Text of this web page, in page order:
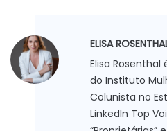
ELISA
Elisa
do Instituto
Colunista no
LinkedIn Top